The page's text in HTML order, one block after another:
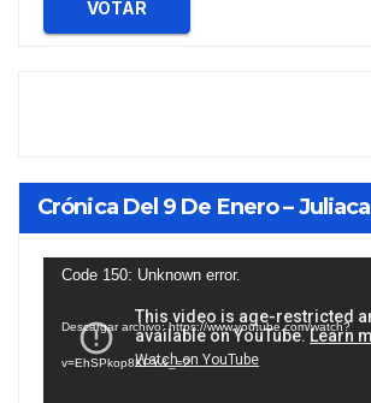
VOTAR
Crónica Del 9 De Enero – Juliaca
Reproductor
vídeo
Code 150: Unknown error.
Descargar archivo: https://www.youtube.com/watch?
v=EhSPkop8KPY&_=2